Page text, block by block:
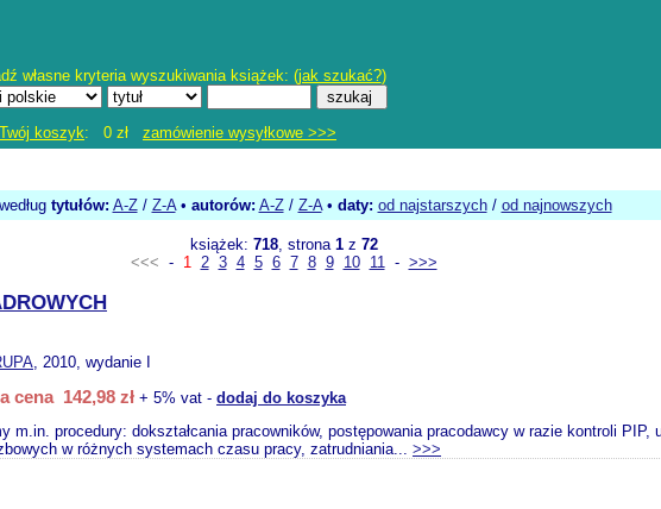
własne kryteria wyszukiwania książek: (jak szukać?)
Twój koszyk: 0 zł zamówienie wysyłkowe >>>
tytułów: A-Z/ Z-A• autorów: A-Z/ Z-A• daty: od najstarszych/ od najnowszych
książek: 718, strona 1z 72
<<< - 1 2 3 4 5 6 7 8 9 10 11- >>>
, 2010, wydanie I
cena 142,98 zł + 5% vat - dodaj do koszyka
m.in. procedury: dokształcania pracowników, postępowania pracodawcy w razie kontroli PIP,
w różnych systemach czasu pracy, zatrudniania... >>>